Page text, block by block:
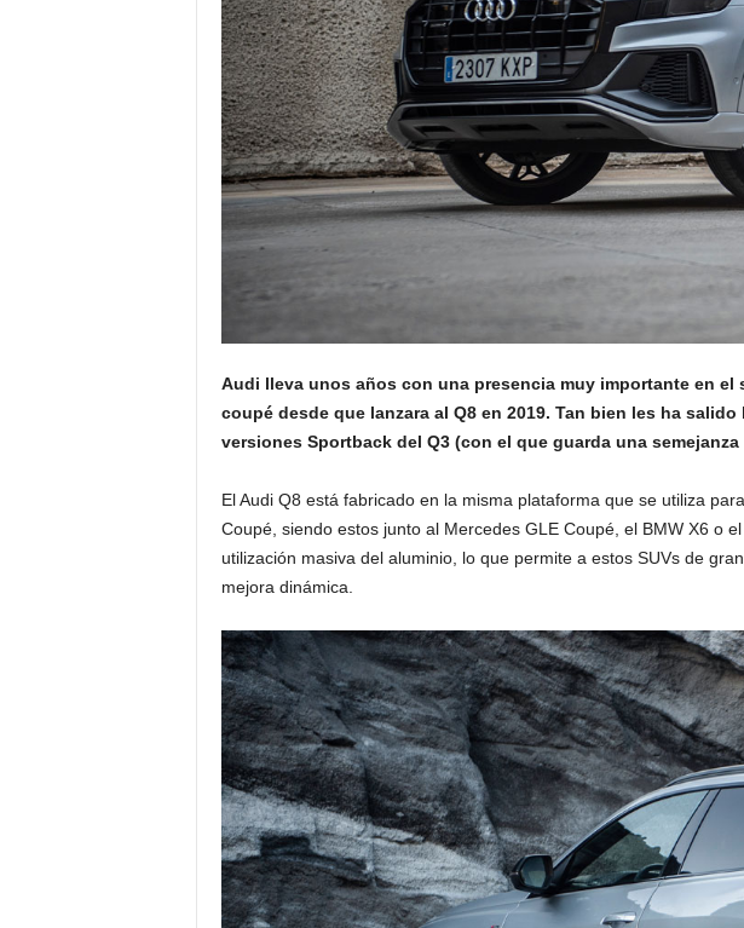
Audi lleva unos años con una presencia muy importante en
coupé desde que lanzara al Q8 en 2019. Tan bien les ha
versiones Sportback del Q3 (con el que guarda una
El Audi Q8 está fabricado en la misma plataforma que se utiliza
Coupé, siendo estos junto al Mercedes GLE Coupé, el BMW X6 o
utilización masiva del aluminio, lo que permite a estos SUVs de
mejora dinámica.